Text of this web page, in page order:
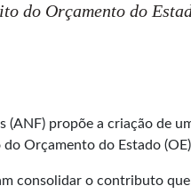
do Orçamento do
(ANF) propõe a criação de
Orçamento do Estado
consolidar o contributo